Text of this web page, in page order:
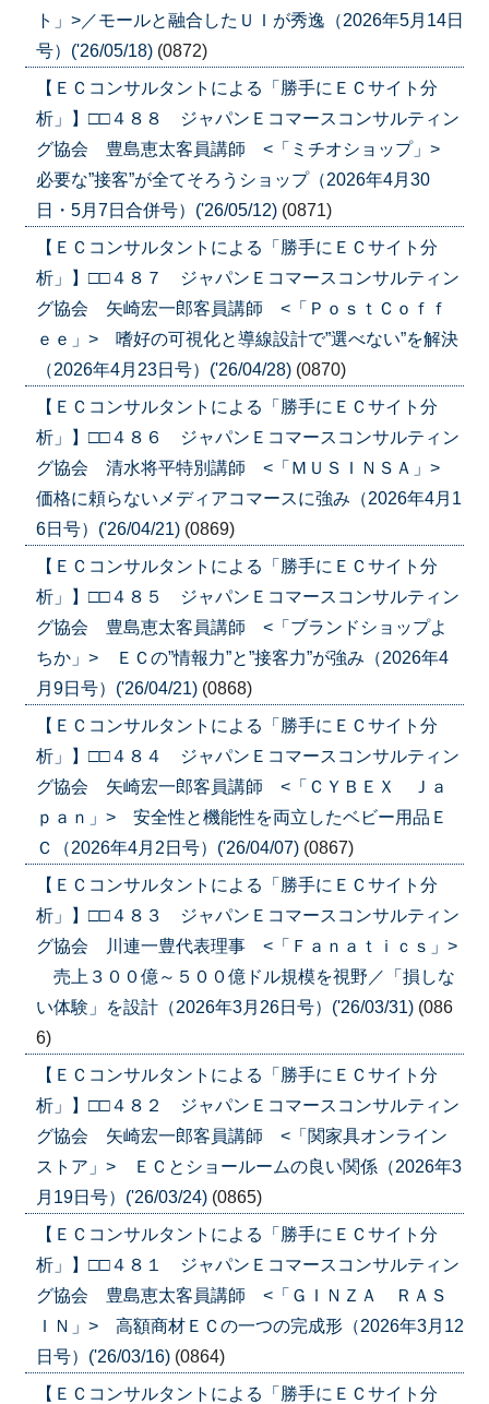
ト」>／モールと融合したＵＩが秀逸（2026年5月14日
号）('26/05/18) (0872)
【ＥＣコンサルタントによる「勝手にＥＣサイト分
析」】□□４８８ ジャパンＥコマースコンサルティン
グ協会 豊島恵太客員講師 <「ミチオショップ」>
必要な”接客”が全てそろうショップ（2026年4月30
日・5月7日合併号）('26/05/12) (0871)
【ＥＣコンサルタントによる「勝手にＥＣサイト分
析」】□□４８７ ジャパンＥコマースコンサルティン
グ協会 矢崎宏一郎客員講師 <「ＰｏｓｔＣｏｆｆ
ｅｅ」> 嗜好の可視化と導線設計で”選べない”を解決
（2026年4月23日号）('26/04/28) (0870)
【ＥＣコンサルタントによる「勝手にＥＣサイト分
析」】□□４８６ ジャパンＥコマースコンサルティン
グ協会 清水将平特別講師 <「ＭＵＳＩＮＳＡ」>
価格に頼らないメディアコマースに強み（2026年4月1
6日号）('26/04/21) (0869)
【ＥＣコンサルタントによる「勝手にＥＣサイト分
析」】□□４８５ ジャパンＥコマースコンサルティン
グ協会 豊島恵太客員講師 <「ブランドショップよ
ちか」> ＥＣの”情報力”と”接客力”が強み（2026年4
月9日号）('26/04/21) (0868)
【ＥＣコンサルタントによる「勝手にＥＣサイト分
析」】□□４８４ ジャパンＥコマースコンサルティン
グ協会 矢崎宏一郎客員講師 <「ＣＹＢＥＸ Ｊａ
ｐａｎ」> 安全性と機能性を両立したベビー用品Ｅ
Ｃ（2026年4月2日号）('26/04/07) (0867)
【ＥＣコンサルタントによる「勝手にＥＣサイト分
析」】□□４８３ ジャパンＥコマースコンサルティン
グ協会 川連一豊代表理事 <「Ｆａｎａｔｉｃｓ」>
売上３００億～５００億ドル規模を視野／「損しな
い体験」を設計（2026年3月26日号）('26/03/31) (086
6)
【ＥＣコンサルタントによる「勝手にＥＣサイト分
析」】□□４８２ ジャパンＥコマースコンサルティン
グ協会 矢崎宏一郎客員講師 <「関家具オンライン
ストア」> ＥＣとショールームの良い関係（2026年3
月19日号）('26/03/24) (0865)
【ＥＣコンサルタントによる「勝手にＥＣサイト分
析」】□□４８１ ジャパンＥコマースコンサルティン
グ協会 豊島恵太客員講師 <「ＧＩＮＺＡ ＲＡＳ
ＩＮ」> 高額商材ＥＣの一つの完成形（2026年3月12
日号）('26/03/16) (0864)
【ＥＣコンサルタントによる「勝手にＥＣサイト分